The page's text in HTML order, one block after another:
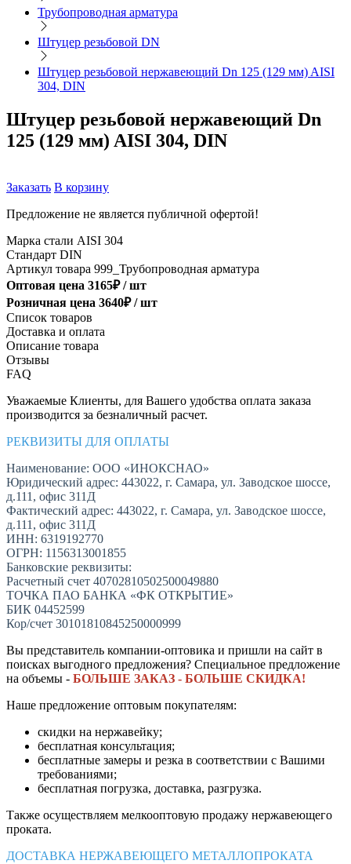
Трубопроводная арматура
Штуцер резьбовой DN
Штуцер резьбовой нержавеющий Dn 125 (129 мм) AISI
304, DIN
Штуцер резьбовой нержавеющий Dn
125 (129 мм) AISI 304, DIN
Заказать В корзину
Предложение не является публичной офертой!
Марка стали AISI 304
Стандарт DIN
Артикул товара 999_Трубопроводная арматура
Оптовая цена 3165₽ /шт
Розничная цена 3640₽ /шт
Список товаров
Доставка и оплата
Описание товара
Отзывы
FAQ
Уважаемые Клиенты, для Вашего удобства оплата заказа
производится за безналичный расчет.
РЕКВИЗИТЫ ДЛЯ ОПЛАТЫ
Наименование: ООО «ИНОКСНАО»
Юридический адрес: 443022, г. Самара, ул. Заводское шоссе,
д.111, офис 311Д
Фактический адрес: 443022, г. Самара, ул. Заводское шоссе,
д.111, офис 311Д
ИНН: 6319192770
ОГРН: 1156313001855
Банковские реквизиты:
Расчетный счет 40702810502500049880
ТОЧКА ПАО БАНКА «ФК ОТКРЫТИЕ»
БИК 04452599
Кор/счет 30101810845250000999
Вы представитель компании-оптовика и пришли на сайт в
поисках выгодного предложения? Специальное предложение
на объемы - БОЛЬШЕ ЗАКАЗ - БОЛЬШЕ СКИДКА!
Наше предложение оптовым покупателям:
скидки на нержавейку;
бесплатная консультация;
бесплатные замеры и резка в соответствии с Вашими
требованиями;
бесплатная погрузка, доставка, разгрузка.
Также осуществляем мелкооптовую продажу нержавеющего
проката.
ДОСТАВКА НЕРЖАВЕЮЩЕГО МЕТАЛЛОПРОКАТА